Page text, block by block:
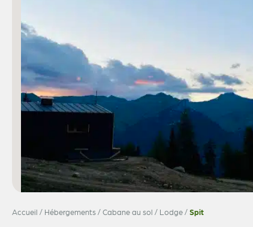
Accueil / Hébergements/Cabane au sol / Lodge/Spit